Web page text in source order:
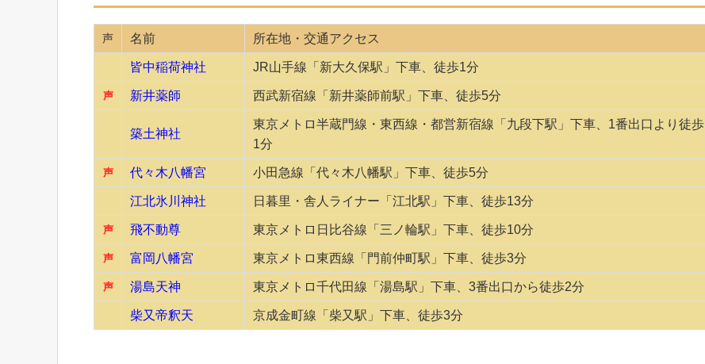
声 名前 所在地・交通アクセス
皆中稲荷神社 JR山手線「新大久保駅」下車、徒歩1分
声 新井薬師 西武新宿線「新井薬師前駅」下車、徒歩5分
築土神社
東京メトロ半蔵門線・東西線・都営新宿線「九段下駅」下車、1番出口より徒歩
1分
声 代々木八幡宮 小田急線「代々木八幡駅」下車、徒歩5分
江北氷川神社 日暮里・舎人ライナー「江北駅」下車、徒歩13分
声 飛不動尊 東京メトロ日比谷線「三ノ輪駅」下車、徒歩10分
声 富岡八幡宮 東京メトロ東西線「門前仲町駅」下車、徒歩3分
声 湯島天神 東京メトロ千代田線「湯島駅」下車、3番出口から徒歩2分
柴又帝釈天 京成金町線「柴又駅」下車、徒歩3分